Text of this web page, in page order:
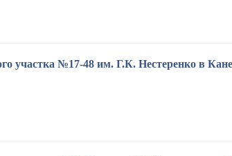
участка №17-48 им. Г.К. Нестеренко в